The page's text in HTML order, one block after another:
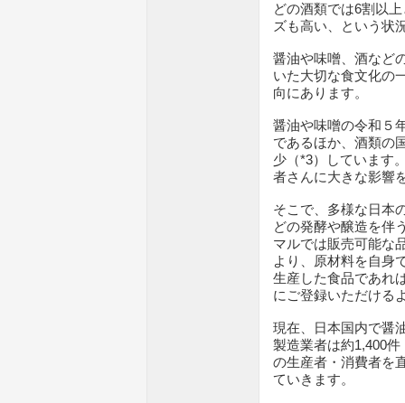
どの酒類では6割以
ズも高い、という状
醤油や味噌、酒など
いた大切な食文化の
向にあります。
醤油や味噌の令和５
であるほか、酒類の
少（*3）しています
者さんに大きな影響
そこで、多様な日本
どの発酵や醸造を伴
マルでは販売可能な
より、原材料を自身
生産した食品であれ
にご登録いただける
現在、日本国内で醤
製造業者は約1,400
の生産者・消費者を
ていきます。